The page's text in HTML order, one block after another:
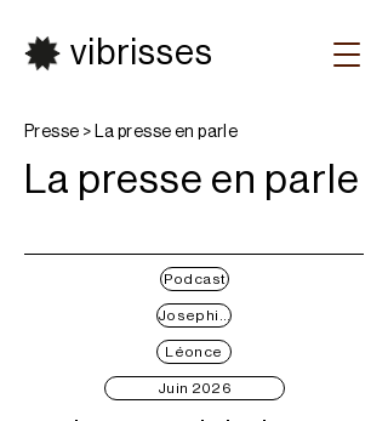
vibrisses
Presse > La presse en parle
La presse en parle
Podcast
Josephine Tilloy
Léonce
Juin 2026